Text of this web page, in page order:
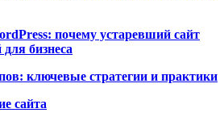
почему устаревший сайт
бизнеса
ключевые стратегии и практики
сайта